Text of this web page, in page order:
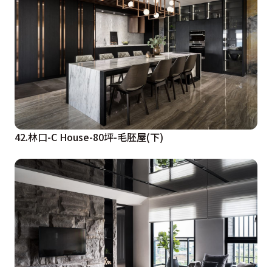
42.林口-C House-80坪-毛胚屋(下)